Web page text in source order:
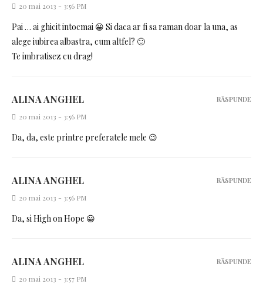
20 mai 2013 - 3:56 PM
Pai … ai ghicit intocmai 😀 Si daca ar fi sa raman doar la una, as
alege iubirea albastra, cum altfel? 🙂
Te imbratisez cu drag!
ALINA ANGHEL
20 mai 2013 - 3:56 PM
Da, da, este printre preferatele mele 😉
RĂSPUNDE
ALINA ANGHEL
20 mai 2013 - 3:56 PM
Da, si High on Hope 😀
RĂSPUNDE
ALINA ANGHEL
20 mai 2013 - 3:57 PM
RĂSPUNDE